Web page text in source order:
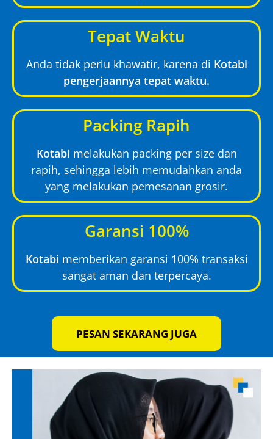
Tepat Waktu
Anda tidak perlu khawatir, karena di Kotabi
pengerjaannya tepat waktu.
Packing Rapih
Kotabi melakukan packing per size dan
rapih, sehingga lebih memudahkan anda
yang melakukan pemesanan grosir.
Garansi 100%
Kotabi memberikan garansi 100% transaksi
sangat aman dan terpercaya.
PESAN SEKARANG JUGA